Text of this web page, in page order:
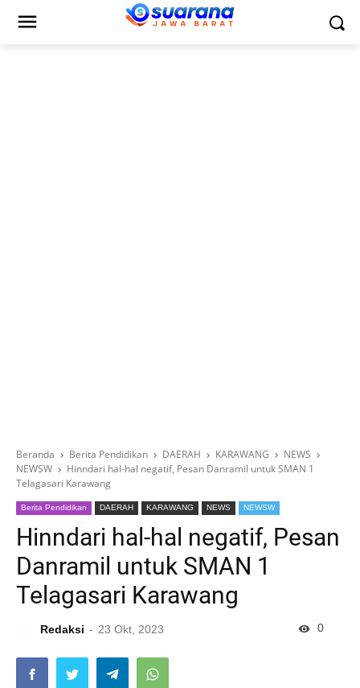
Beranda Berita Pendidikan DAERAH KARAWANG
NEWS
NEWSW
Hinndari hal-hal negatif, Pesan Danramil untuk SMAN 1
Telagasari Karawang
Berita Pendidikan DAERAH KARAWANG NEWS NEWSW
Hinndari hal-hal negatif, Pesan
Danramil untuk SMAN 1
Telagasari Karawang
Redaksi 23 Okt, 2023 0